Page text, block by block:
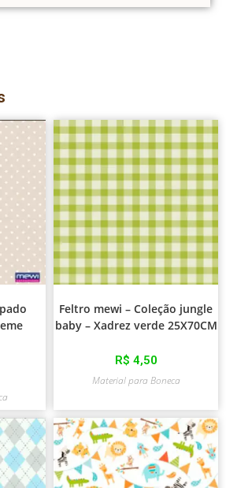
Feltro mewi – Coleção jungle
baby – Xadrez verde 25X70CM
R$ 4,50
Material para Boneca